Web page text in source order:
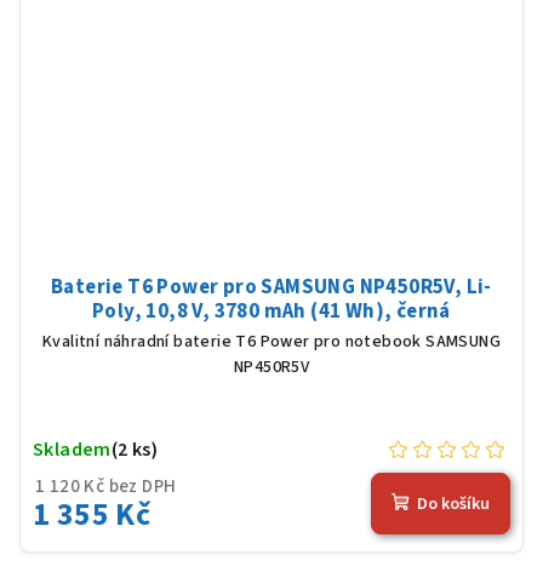
Baterie T6 Power pro SAMSUNG NP450R5V, Li-
Poly, 10,8 V, 3780 mAh (41 Wh), černá
Kvalitní náhradní baterie T6 Power pro notebook SAMSUNG
NP450R5V
1 120 Kč bez DPH
1 355 Kč
Skladem(2 ks)
Do košíku